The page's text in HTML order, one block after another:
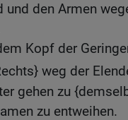
und den Armen
Kopf der
weg der
gehen zu
zu entweihen.